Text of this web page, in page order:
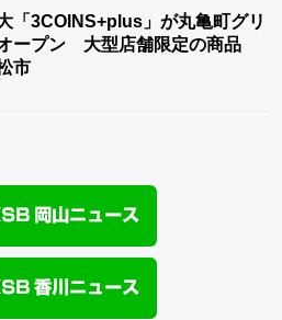
「3COINS+plus」が丸亀町グリ
ープン 大型店舗限定の商品
市